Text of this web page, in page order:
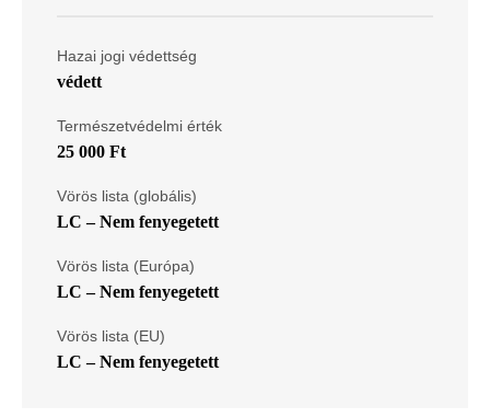
Hazai jogi védettség
védett
Természetvédelmi érték
25 000 Ft
Vörös lista (globális)
LC – Nem fenyegetett
Vörös lista (Európa)
LC – Nem fenyegetett
Vörös lista (EU)
LC – Nem fenyegetett